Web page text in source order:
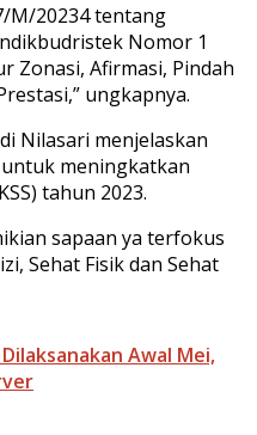
M/20234 tentang
Nomor 1
Zonasi, Afirmasi, Pindah
ungkapnya.
Nilasari menjelaskan
meningkatkan
tahun 2023.
sapaan ya terfokus
Sehat Fisik dan Sehat
Dilaksanakan Awal Mei,